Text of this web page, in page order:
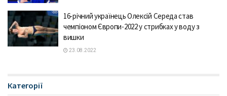
16-річний українець Олексій Середа став
чемпіоном Європи-2022 у стрибках у воду з
вишки
23.08.2022
Категорії